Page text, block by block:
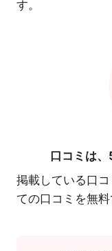
す。
口コミは、
掲載している口
ての口コミを無料